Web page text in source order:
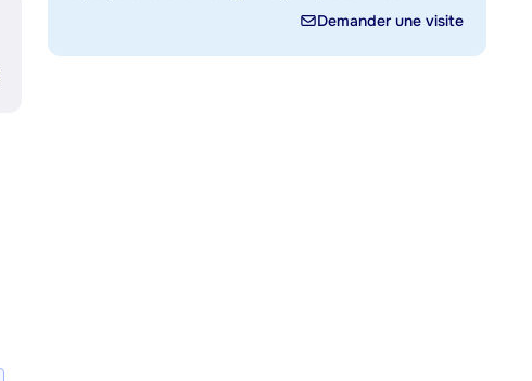
Demander une visite